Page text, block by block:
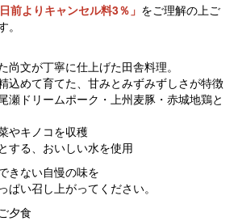
前よりキャンセル料3％」 をご理解の上ご
尚文が丁寧に仕上げた田舎料理。
込めて育てた、甘みとみずみずしさが特徴
瀬ドリームポーク・上州麦豚・赤城地鶏と
やキノコを収穫
する、おいしい水を使用
きない自慢の味を
い召し上がってください。
夕食